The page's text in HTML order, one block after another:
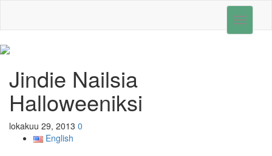
Toggle
Jindie Nailsia
Halloweeniksi
lokakuu 29, 2013 0
English